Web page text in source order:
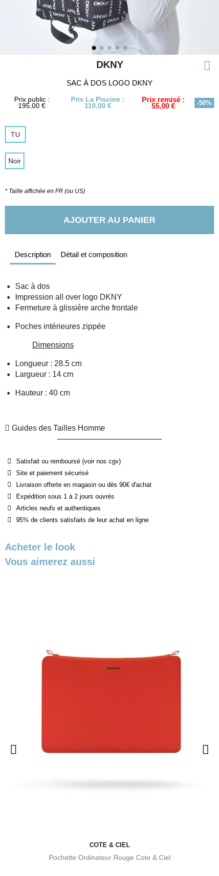
DKNY
SAC À DOS LOGO DKNY
Prix public :
195,00 €
Prix La Piscine :
110,00 €
Prix remisé :
55,00 € -50%
TU
Noir
* Taille affichée en FR (ou US)
AJOUTER AU PANIER
Description Détail et composition
Sac à dos
Impression all over logo DKNY
Fermeture à glissière arche frontale
Poches intérieures zippée
Dimensions
Longueur : 28.5 cm
Largueur : 14 cm
Hauteur : 40 cm
Guides des Tailles Homme
Satisfait ou remboursé (voir nos cgv)
Site et paiement sécurisé
Livraison offerte en magasin ou dès 90€ d'achat
Expédition sous 1 à 2 jours ouvrés
Articles neufs et authentiques
95% de clients satisfaits de leur achat en ligne
Acheter le look
Vous aimerez aussi
COTE & CIEL
Pochette Ordinateur Rouge Cote & Ciel